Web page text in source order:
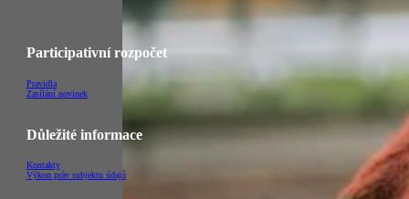
Participativní rozpočet
Pravidla
Zasílání novinek
Důležité informace
Kontakty
Výkon práv subjektu údajů